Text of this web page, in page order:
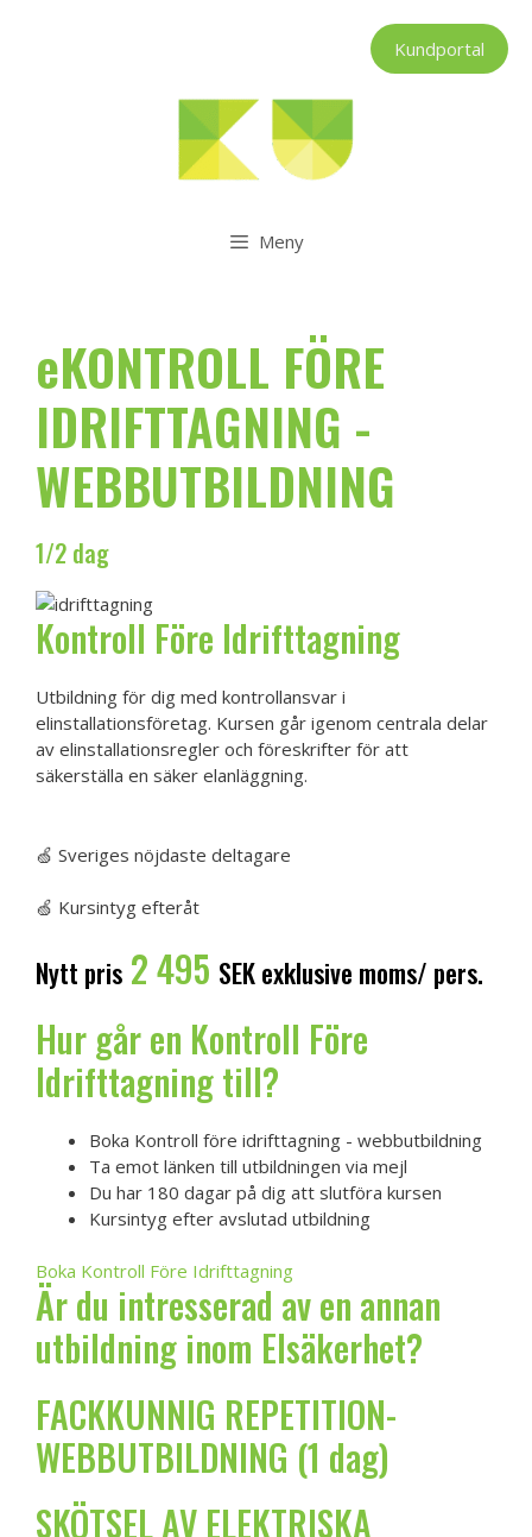
Kundportal
Meny
eKONTROLL FÖRE
IDRIFTTAGNING -
WEBBUTBILDNING
1/2 dag
Kontroll Före Idrifttagning
Utbildning för dig med kontrollansvar i
elinstallationsföretag. Kursen går igenom centrala delar
av elinstallationsregler och föreskrifter för att
säkerställa en säker elanläggning.
🍏 Sveriges nöjdaste deltagare
🍏 Kursintyg efteråt
Nytt pris 2 495 SEK exklusive moms/ pers.
Hur går en Kontroll Före
Idrifttagning till?
Boka Kontroll före idrifttagning - webbutbildning
Ta emot länken till utbildningen via mejl
Du har 180 dagar på dig att slutföra kursen
Kursintyg efter avslutad utbildning
Boka Kontroll Före Idrifttagning
Är du intresserad av en annan
utbildning inom Elsäkerhet?
FACKKUNNIG REPETITION-
WEBBUTBILDNING (1 dag)
SKÖTSEL AV ELEKTRISKA